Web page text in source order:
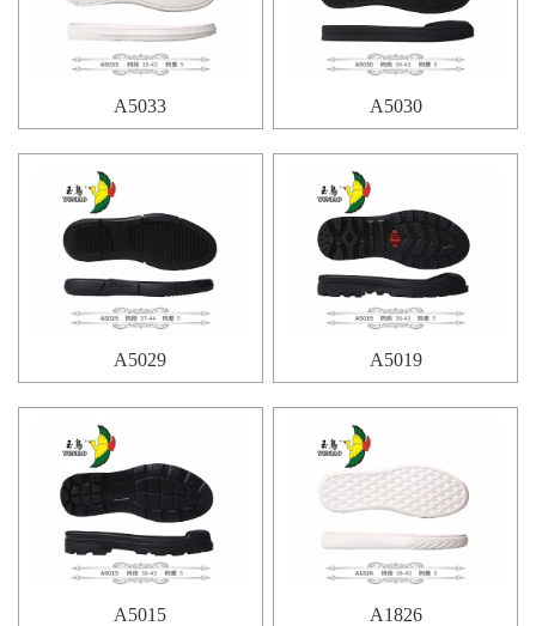
A5033 A5030
A5029 A5019
A5015 A1826